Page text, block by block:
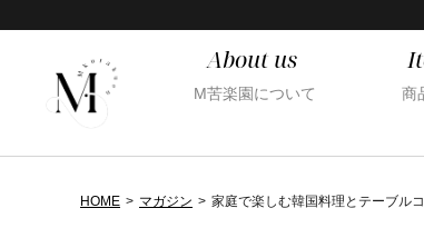
About us
M苦楽園について 商
HOME マガジン 家庭で楽しむ韓国料理とテーブル